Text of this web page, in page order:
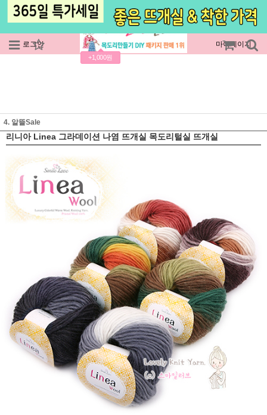
로그인 회원가입
+1,000원
주문조회 마이페이지
4. 알뜰Sale
리니아 Linea 그라데이션 나염 뜨개실 목도리털실 뜨개실